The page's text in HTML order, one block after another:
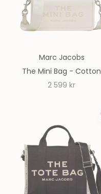
Marc Jacobs
The Mini Bag - Cotton
REA-pris
2 599 kr